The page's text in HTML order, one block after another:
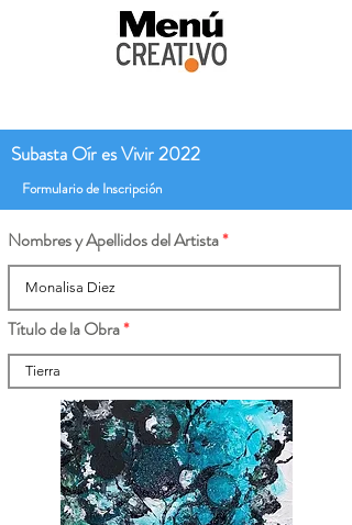
Subasta Oír es Vivir 2022
Formulario de Inscripción
Nombres y Apellidos del Artista
Título de la Obra